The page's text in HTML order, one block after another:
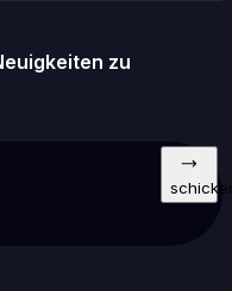
zu